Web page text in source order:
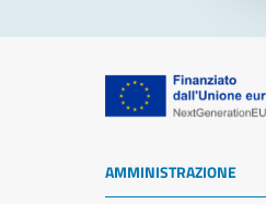
AMMINISTRAZIONE